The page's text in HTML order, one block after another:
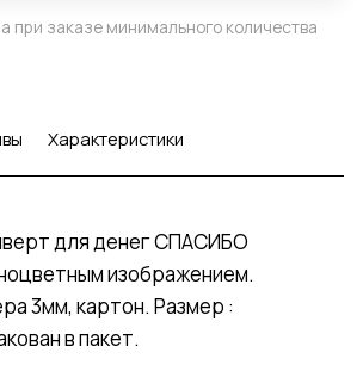
при заказе минимального количества
Характеристики
для денег СПАСИБО
изображением.
3мм, картон. Размер :
в пакет.